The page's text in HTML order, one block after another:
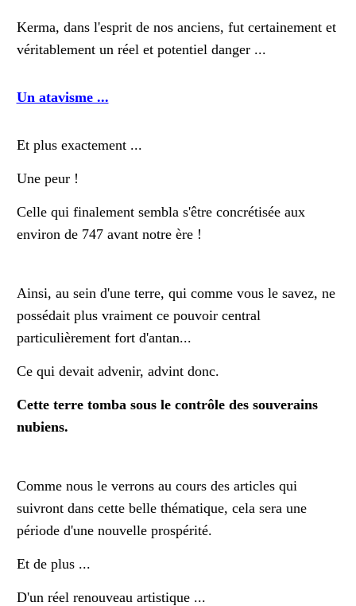
Kerma, dans l'esprit de nos anciens, fut certainement et
véritablement un réel et potentiel danger ...
Un atavisme ...
Et plus exactement ...
Une peur !
Celle qui finalement sembla s'être concrétisée aux
environ de 747 avant notre ère !
Ainsi, au sein d'une terre, qui comme vous le savez, ne
possédait plus vraiment ce pouvoir central
particulièrement fort d'antan...
Ce qui devait advenir, advint donc.
Cette terre tomba sous le contrôle des souverains
nubiens.
Comme nous le verrons au cours des articles qui
suivront dans cette belle thématique, cela sera une
période d'une nouvelle prospérité.
Et de plus ...
D'un réel renouveau artistique ...